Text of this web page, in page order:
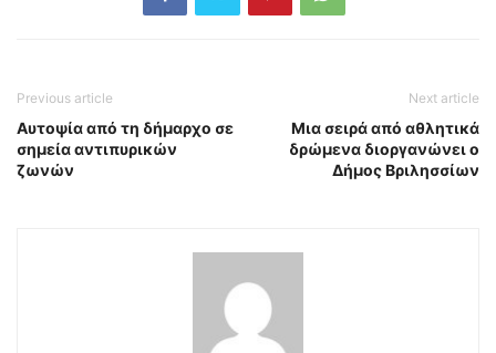
Previous article
Αυτοψία από τη δήμαρχο σε
σημεία αντιπυρικών
ζωνών
Next article
Μια σειρά από αθλητικά
δρώμενα διοργανώνει ο
Δήμος Βριλησσίων